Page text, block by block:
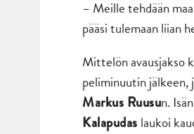
– Meille tehdään
pääsi tulemaan liian
Mittelön avausjakso
peliminuutin jälkeen,
Markus Ruusun.
Kalapudas laukoi